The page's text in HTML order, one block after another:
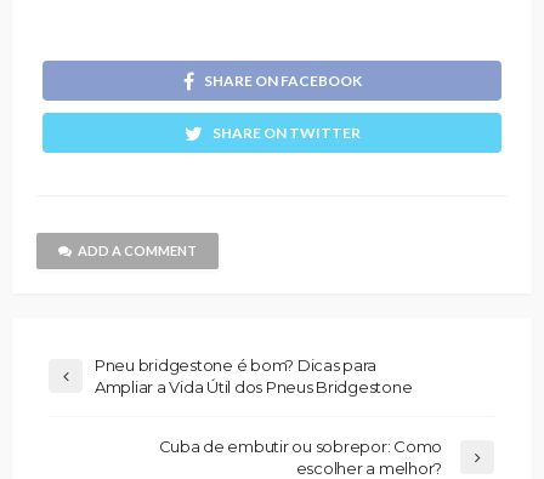
SHARE ON FACEBOOK
SHARE ON TWITTER
ADD A COMMENT
Pneu bridgestone é bom? Dicas para
Ampliar a Vida Útil dos Pneus Bridgestone
Cuba de embutir ou sobrepor: Como
escolher a melhor?